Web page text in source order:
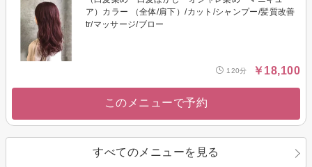
ア）カラー （全体/肩下）/カット/シャンプー/髪質改善
tr/マッサージ/ブロー
120分 ￥18,100
このメニューで予約
すべてのメニューを見る